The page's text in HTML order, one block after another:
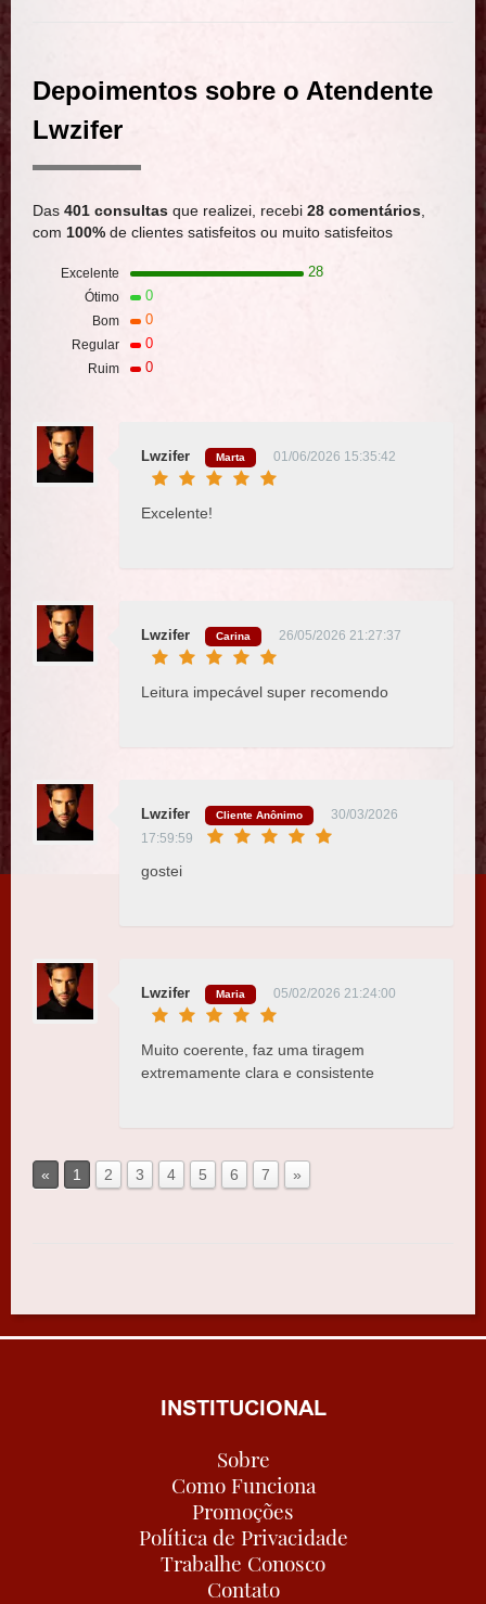
Depoimentos sobre o Atendente
Lwzifer
Das 401 consultas que realizei, recebi 28 comentários
com 100% de clientes satisfeitos ou muito satisfeitos
Excelente 28
Ótimo 0
Bom 0
Regular 0
Ruim 0
Lwzifer Marta 01/06/2026 15:35:42
Excelente!
Lwzifer Carina 26/05/2026 21:27:37
Leitura impecável super recomendo
Lwzifer Cliente Anônimo
30/03/2026
17:59:59
gostei
Lwzifer Maria 05/02/2026 21:24:00
Muito coerente, faz uma tiragem
extremamente clara e consistente
« 1 2 3 4 5 6 7 »
INSTITUCIONAL
Sobre
Como Funciona
Promoções
Política de Privacidade
Trabalhe Conosco
Contato